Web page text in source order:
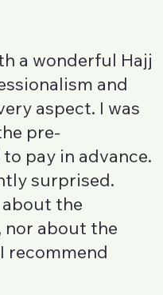
a wonderful Hajj
and
aspect. I was
pre-
pay in advance.
surprised.
about the
nor about the
recommend